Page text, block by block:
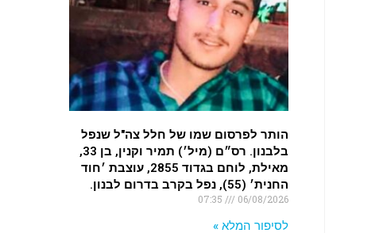
הותר לפרסום שמו של חלל צה"ל שנפל
בלבנון. רס״ם (מיל׳) תמיר וקנין, בן 33,
מאילת, לוחם בגדוד 2855, עוצבת ׳חוד
החנית׳ (55), נפל בקרב בדרום לבנון.
06/08/2026
לסיפור המלא »